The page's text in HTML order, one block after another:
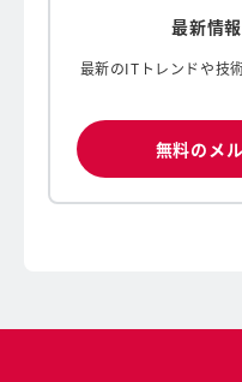
最新情
最新のITトレンドや技
無料のメ